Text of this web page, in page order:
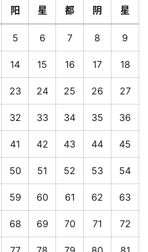
阳
星
都
阴
星
5 6 7 8 9
14 15 16 17 18
23 24 25 26 27
32 33 34 35 36
41 42 43 44 45
50 51 52 53 54
59 60 61 62 63
68 69 70 71 72